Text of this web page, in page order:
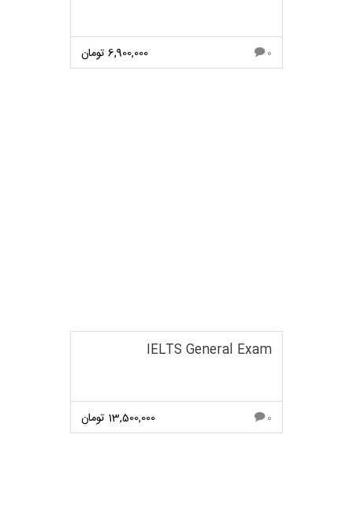
0
6,900,000 تومان
IELTS General Exam
0
13,500,000 تومان